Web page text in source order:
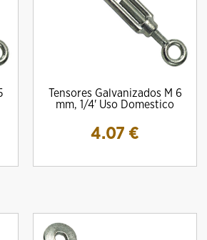
Tensores Galvanizados M 6
mm, 1/4' Uso Domestico
4.07 €